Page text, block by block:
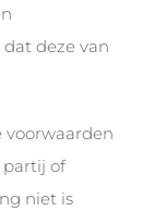
deze van
voorwaarden
of
niet is